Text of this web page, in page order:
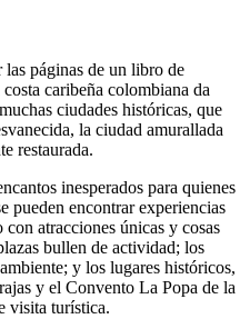
las páginas de un libro de
caribeña colombiana da
ciudades históricas, que
la ciudad amurallada
restaurada.
inesperados para quienes
pueden encontrar experiencias
atracciones únicas y cosas
bullen de actividad; los
y los lugares históricos,
y el Convento La Popa de la
visita turística.